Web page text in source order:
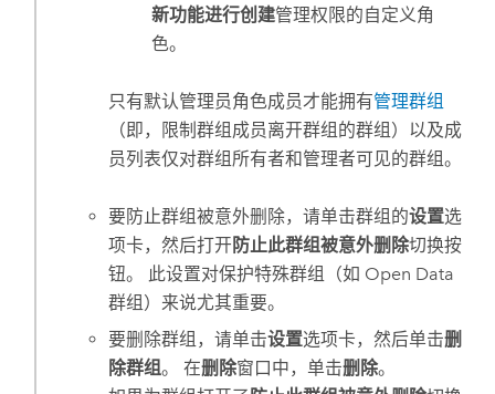
新功能进行创建管理权限的自定义角
色。
只有默认管理员角色成员才能拥有管理群组
（即，限制群组成员离开群组的群组）以及成
员列表仅对群组所有者和管理者可见的群组。
要防止群组被意外删除，请单击群组的设置选
项卡，然后打开 防止此群组被意外删除切换按
钮。 此设置对保护特殊群组（如 Open Data
群组）来说尤其重要。
要删除群组，请单击设置选项卡，然后单击删
除群组。 在删除窗口中，单击删除。